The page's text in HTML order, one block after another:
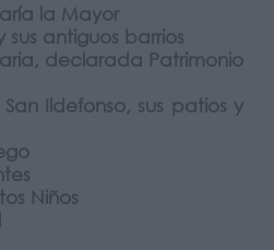
la Mayor
antiguos barrios
declarada Patrimonio
Ildefonso, sus patios y
Niños